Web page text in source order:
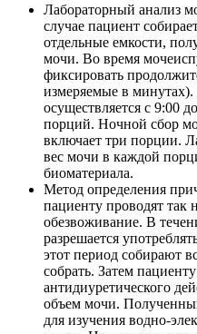
Лабораторный анализ
случае пациент
отдельные емкости,
мочи. Во время
фиксировать
измеряемые в
осуществляется с 9:00
порций. Ночной сбор
включает три порции.
вес мочи в каждой
биоматериала.
Метод определения
пациенту проводят так
обезвоживание. В
разрешается
этот период собирают
собрать. Затем
антидиуретического
объем мочи.
для изучения водно-